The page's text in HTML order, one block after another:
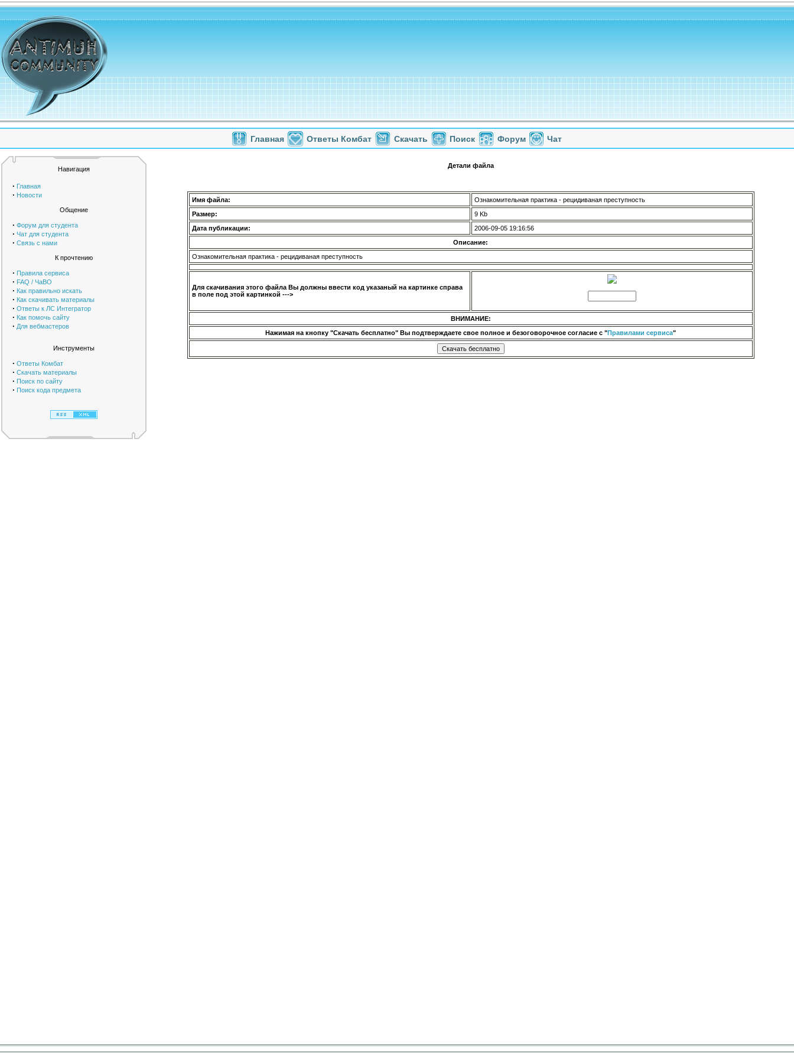
Главная Ответы Комбат Скачать Поиск Форум Чат
Навигация
· Главная
· Новости
Общение
· Форум для студента
· Чат для студента
· Связь с нами
К прочтению
· Правила сервиса
· FAQ / ЧаВО
· Как правильно искать
· Как скачивать материалы
· Ответы к ЛС Интегратор
· Как помочь сайту
· Для вебмастеров
Инструменты
· Ответы Комбат
· Скачать материалы
· Поиск по сайту
· Поиск кода предмета
Детали файла
Имя файла:
Ознакомительная практика - рецидиваная преступность
Размер:
9 Kb
Дата публикации:
2006-09-05 19:16:56
Описание:
Ознакомительная практика - рецидиваная преступность
Для скачивания этого файла Вы должны ввести код указаный на картинке справа
в поле под этой картинкой --->
ВНИМАНИЕ:
Нажимая на кнопку "Скачать бесплатно" Вы подтверждаете свое полное и безоговорочное согласие с "Правилами сервиса"